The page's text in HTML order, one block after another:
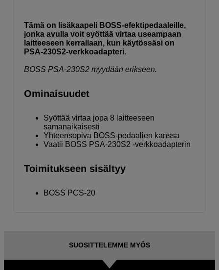
Tämä on lisäkaapeli BOSS-efektipedaaleille,
jonka avulla voit syöttää virtaa useampaan
laitteeseen kerrallaan, kun käytössäsi on
PSA-230S2-verkkoadapteri.
BOSS PSA-230S2 myydään erikseen.
Ominaisuudet
Syöttää virtaa jopa 8 laitteeseen
samanaikaisesti
Yhteensopiva BOSS-pedaalien kanssa
Vaatii BOSS PSA-230S2 -verkkoadapterin
Toimitukseen sisältyy
BOSS PCS-20
SUOSITTELEMME MYÖS